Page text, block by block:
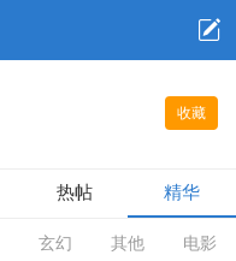
收藏
热帖 精华
玄幻 其他 电影